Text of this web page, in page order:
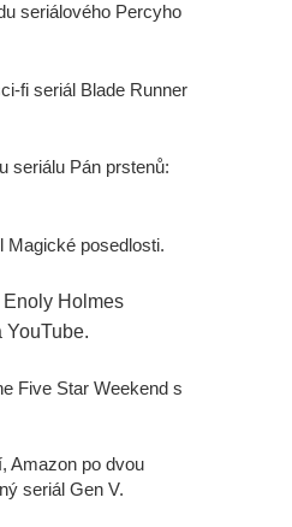
seriálového Percyho
fi seriál Blade Runner
seriálu Pán prstenů:
Magické posedlosti.
Enoly Holmes
YouTube.
Five Star Weekend s
Amazon po dvou
seriál Gen V.